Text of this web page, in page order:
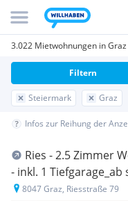
3.022 Mietwohnungen in Graz
Steiermark Graz
Filtern
Infos zur Reihung der
Ries - 2.5 Zimmer
- inkl. 1
8047 Graz, Riesstraße 79